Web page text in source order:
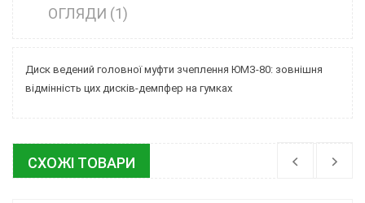
ОГЛЯДИ (1)
Диск ведений головної муфти зчеплення ЮМЗ-80: зовнішня
відмінність цих дисків-демпфер на гумках
СХОЖІ ТОВАРИ